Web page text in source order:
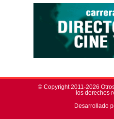
© Copyright 2011-2026
los derechos
Desarrollado